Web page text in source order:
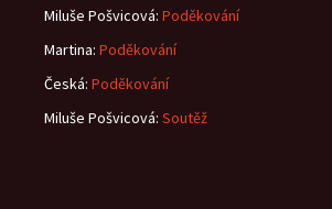
Miluše Pošvicová: Poděkování
Martina: Poděkování
Česká: Poděkování
Miluše Pošvicová: Soutěž